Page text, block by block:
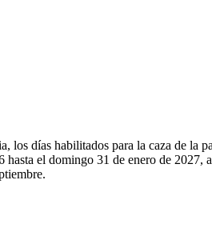
días habilitados para la caza de la
el domingo 31 de enero de